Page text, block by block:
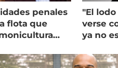
penales
flota que
"El
verse
ya no